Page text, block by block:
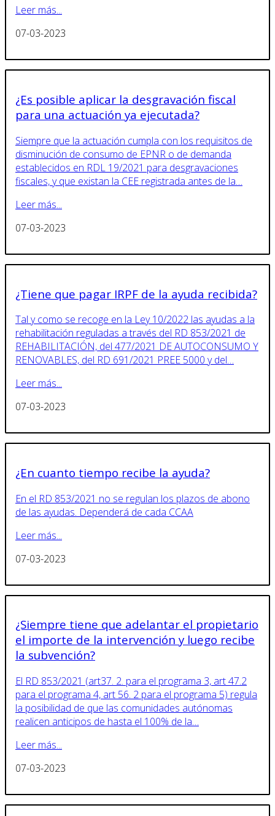
Leer más...
07-03-2023
¿Es posible aplicar la desgravación fiscal
para una actuación ya ejecutada?
Siempre que la actuación cumpla con los requisitos de
disminución de consumo de EPNR o de demanda
establecidos en RDL 19/2021 para desgravaciones
fiscales, y que existan la CEE registrada antes de la…
Leer más...
07-03-2023
¿Tiene que pagar IRPF de la ayuda recibida?
Tal y como se recoge en la Ley 10/2022 las ayudas a la
rehabilitación reguladas a través del RD 853/2021 de
REHABILITACIÓN, del 477/2021 DE AUTOCONSUMO Y
RENOVABLES, del RD 691/2021 PREE 5000 y del…
Leer más...
07-03-2023
¿En cuanto tiempo recibe la ayuda?
En el RD 853/2021 no se regulan los plazos de abono
de las ayudas. Dependerá de cada CCAA
Leer más...
07-03-2023
¿Siempre tiene que adelantar el propietario
el importe de la intervención y luego recibe
la subvención?
El RD 853/2021 (art37. 2. para el programa 3, art 47.2
para el programa 4, art 56. 2 para el programa 5) regula
la posibilidad de que las comunidades autónomas
realicen anticipos de hasta el 100% de la…
Leer más...
07-03-2023